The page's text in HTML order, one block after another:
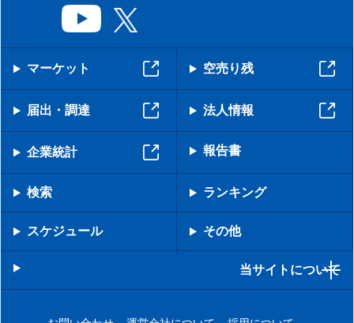
マーケット 空売り残
届出・調達 法人情報
企業統計 報告書
検索 ランキング
スケジュール その他
当サイトについて